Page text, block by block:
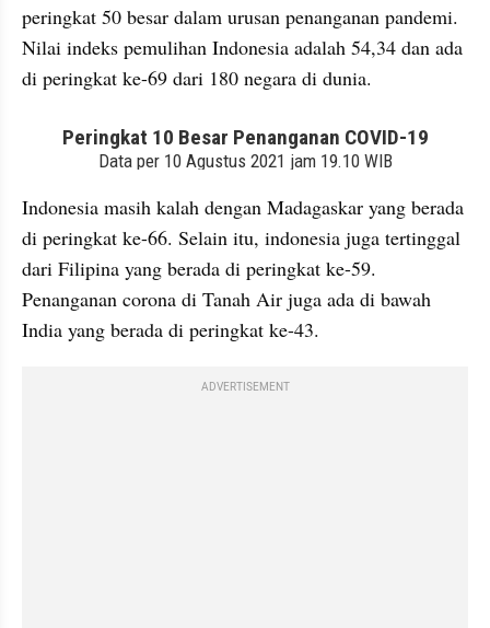
peringkat 50 besar dalam urusan penanganan pandemi.
Nilai indeks pemulihan Indonesia adalah 54,34 dan ada
di peringkat ke-69 dari 180 negara di dunia.
embed from external kumparan
Indonesia masih kalah dengan Madagaskar yang berada
di peringkat ke-66. Selain itu, indonesia juga tertinggal
dari Filipina yang berada di peringkat ke-59.
Penanganan corona di Tanah Air juga ada di bawah
India yang berada di peringkat ke-43.
ADVERTISEMENT